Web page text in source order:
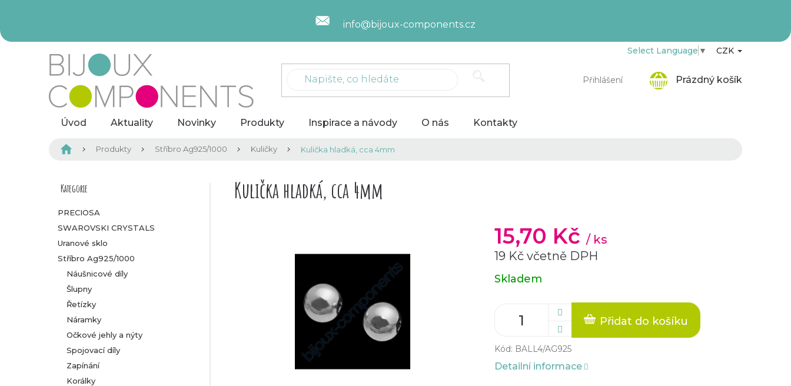
info@bijoux-components.cz
Přihlášení
Select Language ▼ CZK
Prázdný košík
Úvod Aktuality Novinky Produkty Inspirace a návody O nás Kontakty
Domů Produkty Stříbro Ag925/1000 Kuličky Kulička hladká, cca 4mm
P
o
s
t
n
n
Přeskočit
Kategorie
PRECIOSA
SWAROVSKI CRYSTALS
Uranové sklo
Stříbro Ag925/1000
Náušnicové díly
Šlupny
Řetízky
Náramky
Očkové jehly a nýty
Spojovací díly
Zapínání
Korálky
Kulička hladká, cca 4mm
15,70 Kč / ks
19 Kč včetně DPH
Měrná
cena:
Skladem
Přidat do košíku
Kód: BALL4/AG925
Detailní informace